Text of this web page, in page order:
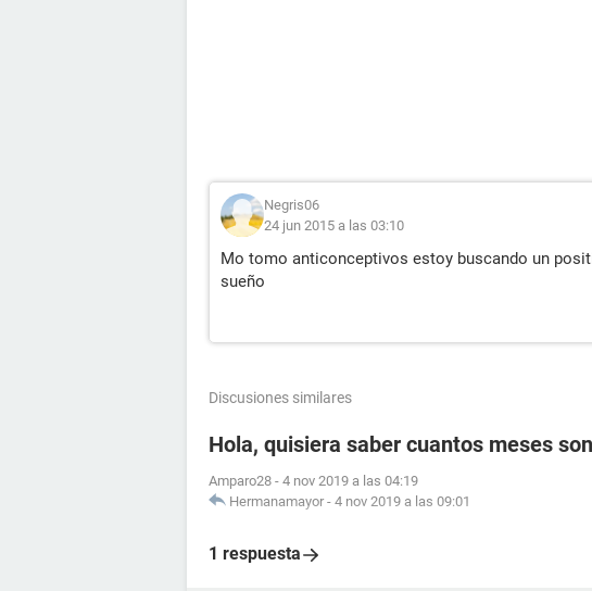
Negris06
24 jun 2015 a las 03:10
Mo tomo anticonceptivos estoy buscando un
sueño
Discusiones similares
Hola, quisiera saber cuantos meses
Amparo28 - 4 nov 2019 a las 04:19
Hermanamayor - 4 nov 2019 a las 09:01
1 respuesta